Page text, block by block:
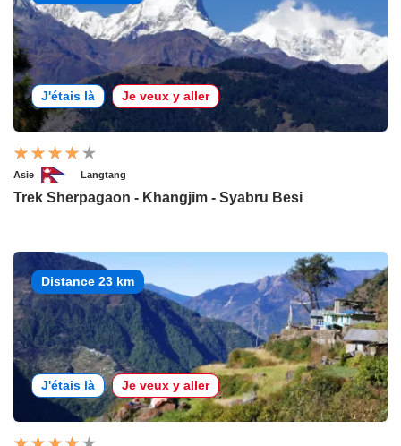
J'étais là Je veux y aller
Asie Langtang
Trek Sherpagaon - Khangjim - Syabru Besi
Distance 23 km
J'étais là Je veux y aller